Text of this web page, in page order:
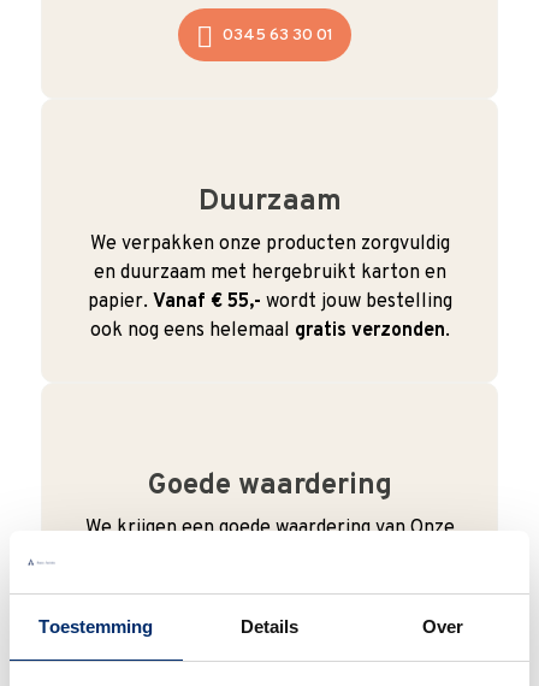
Toestemming Details Over
0345 63 30 01
Duurzaam
We verpakken onze producten zorgvuldig
en duurzaam met hergebruikt karton en
papier. Vanaf € 55,- wordt jouw bestelling
ook nog eens helemaal gratis verzonden.
Goede waardering
We krijgen een goede waardering van Onze